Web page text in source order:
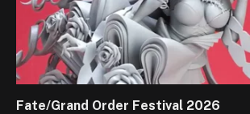
Fate/Grand Order Festival 2026